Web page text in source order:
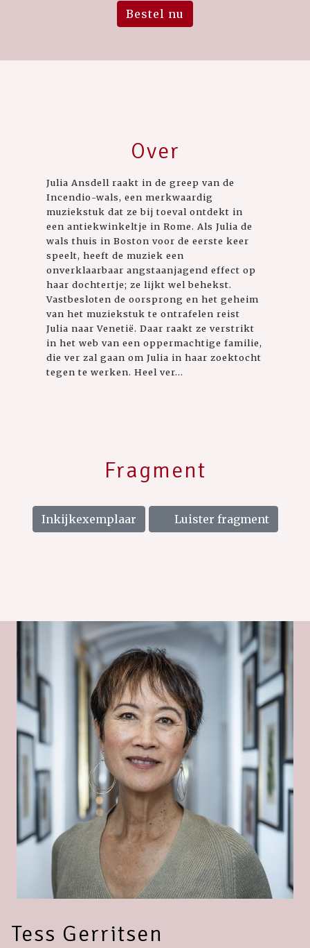
Bestel nu
Over
Julia Ansdell raakt in de greep van de
Incendio-wals, een merkwaardig
muziekstuk dat ze bij toeval ontdekt in
een antiekwinkeltje in Rome. Als Julia de
wals thuis in Boston voor de eerste keer
speelt, heeft de muziek een
onverklaarbaar angstaanjagend effect op
haar dochtertje; ze lijkt wel behekst.
Vastbesloten de oorsprong en het geheim
van het muziekstuk te ontrafelen reist
Julia naar Venetië. Daar raakt ze verstrikt
in het web van een oppermachtige familie,
die ver zal gaan om Julia in haar zoektocht
tegen te werken. Heel ver...
Fragment
Inkijkexemplaar Luister fragment
Tess Gerritsen